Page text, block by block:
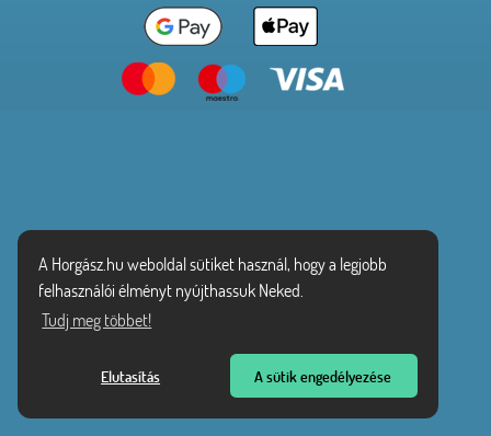
A Horgász.hu weboldal sütiket használ, hogy a legjobb
felhasználói élményt nyújthassuk Neked.
Tudj meg többet!
Elutasítás A sütik engedélyezése